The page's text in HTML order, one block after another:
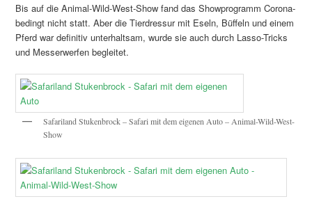
Bis auf die Animal-Wild-West-Show fand das Showprogramm Corona-
bedingt nicht statt. Aber die Tierdressur mit Eseln, Büffeln und einem
Pferd war definitiv unterhaltsam, wurde sie auch durch Lasso-Tricks
und Messerwerfen begleitet.
Safariland Stukenbrock – Safari mit dem eigenen Auto – Animal-Wild-West-
Show